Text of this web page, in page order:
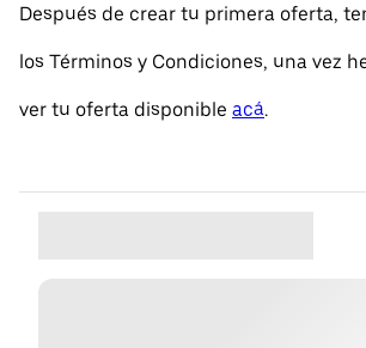
Después de crear tu primera oferta,
los Términos y Condiciones, una vez
ver tu oferta disponible acá.